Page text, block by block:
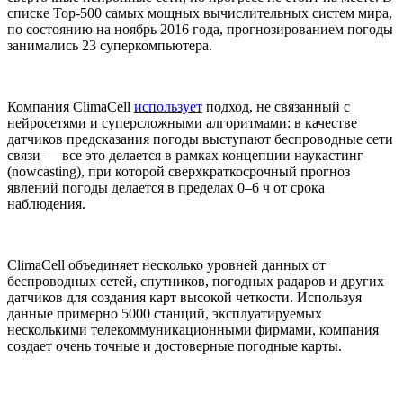
списке Top-500 самых мощных вычислительных систем мира,
по состоянию на ноябрь 2016 года, прогнозированием погоды
занимались 23 суперкомпьютера.
Компания ClimaCell использует подход, не связанный с
нейросетями и суперсложными алгоритмами: в качестве
датчиков предсказания погоды выступают беспроводные сети
связи — все это делается в рамках концепции наукастинг
(nowcasting), при которой cверхкраткосрочный прогноз
явлений погоды делается в пределах 0–6 ч от срока
наблюдения.
ClimaCell объединяет несколько уровней данных от
беспроводных сетей, спутников, погодных радаров и других
датчиков для создания карт высокой четкости. Используя
данные примерно 5000 станций, эксплуатируемых
несколькими телекоммуникационными фирмами, компания
создает очень точные и достоверные погодные карты.